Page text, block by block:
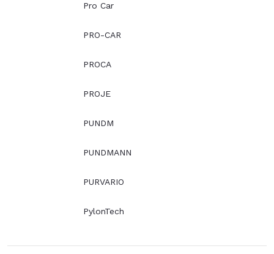
Pro Car
PRO-CAR
PROCA
PROJE
PUNDM
PUNDMANN
PURVARIO
PylonTech